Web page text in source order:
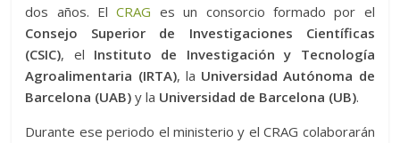
dos años. ElCRAG es un consorcio formado por el
Consejo Superior de Investigaciones Científicas
(CSIC), el Instituto de Investigación y Tecnología
Agroalimentaria (IRTA), la Universidad Autónoma de
Barcelona (UAB)y la Universidad de Barcelona (UB).
Durante ese periodo el ministerio y el CRAG colaborarán